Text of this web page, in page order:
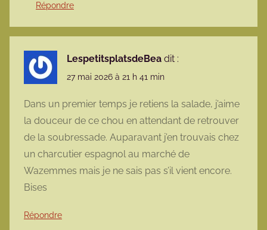
Répondre
LespetitsplatsdeBea dit :
27 mai 2026 à 21 h 41 min
Dans un premier temps je retiens la salade, j’aime
la douceur de ce chou en attendant de retrouver
de la soubressade. Auparavant j’en trouvais chez
un charcutier espagnol au marché de
Wazemmes mais je ne sais pas s’il vient encore.
Bises
Répondre